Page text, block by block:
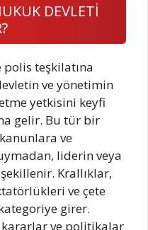
DEVLETİ
teşkilatına
ve yönetimin
yetkisini keyfi
gelir. Bu tür bir
ve
liderin veya
Krallıklar,
ve çete
girer.
ve politikalar